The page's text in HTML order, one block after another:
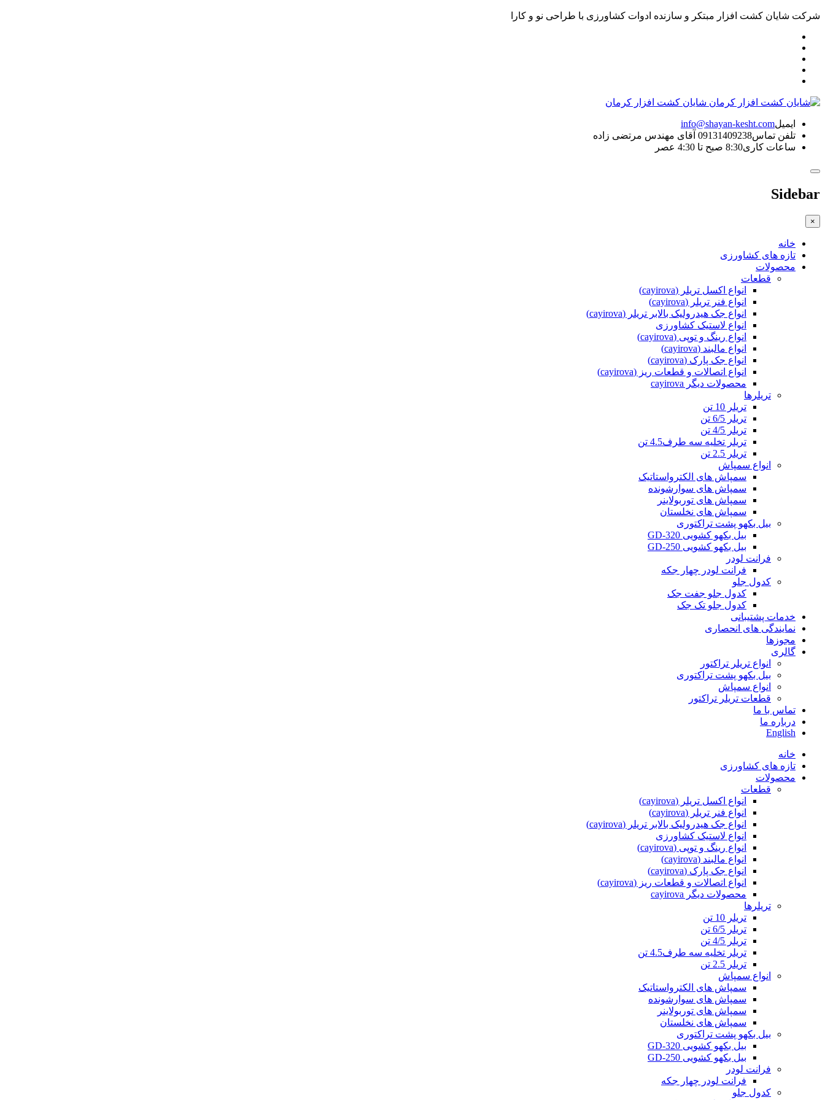
شرکت شایان کشت افزار مبتکر و سازنده ادوات کشاورزی با طراحی نو و کارا
شایان کشت افزار کرمان
ایمیلinfo@shayan-kesht.com
تلفن تماس09131409238 آقای مهندس مرتضی زاده
ساعات کاری8:30 صبح تا 4:30 عصر
Sidebar
×
خانه
تازه های کشاورزی
محصولات
قطعات
انواع اکسل تریلر (cayirova)
انواع فنر تریلر (cayirova)
انواع جک هیدرولیک بالابر تریلر (cayirova)
انواع لاستیک کشاورزی
انواع رینگ و توپی (cayirova)
انواع مالبند (cayirova)
انواع جک پارک (cayirova)
انواع اتصالات و قطعات ریز (cayirova)
محصولات دیگر cayirova
تریلرها
تریلر 10 تن
تریلر 6/5 تن
تریلر 4/5 تن
تریلر تخلیه سه طرف4.5 تن
تریلر 2.5 تن
انواع سمپاش
سمپاش های الکترواستاتیک
سمپاش های سوارشونده
سمپاش های توربولاینر
سمپاش های نخلستان
بیل بکهو پشت تراکتوری
بیل بکهو کشویی GD-320
بیل بکهو کشویی GD-250
فرانت لودر
فرانت لودر چهار جکه
کدول جلو
کدول جلو جفت جک
کدول جلو تک جک
خدمات پشتیبانی
نمایندگی های انحصاری
مجوزها
گالری
انواع تریلر تراکتور
بیل بکهو پشت تراکتوری
انواع سمپاش
قطعات تریلر تراکتور
تماس با ما
درباره ما
English
خانه
تازه های کشاورزی
محصولات
قطعات
انواع اکسل تریلر (cayirova)
انواع فنر تریلر (cayirova)
انواع جک هیدرولیک بالابر تریلر (cayirova)
انواع لاستیک کشاورزی
انواع رینگ و توپی (cayirova)
انواع مالبند (cayirova)
انواع جک پارک (cayirova)
انواع اتصالات و قطعات ریز (cayirova)
محصولات دیگر cayirova
تریلرها
تریلر 10 تن
تریلر 6/5 تن
تریلر 4/5 تن
تریلر تخلیه سه طرف4.5 تن
تریلر 2.5 تن
انواع سمپاش
سمپاش های الکترواستاتیک
سمپاش های سوارشونده
سمپاش های توربولاینر
سمپاش های نخلستان
بیل بکهو پشت تراکتوری
بیل بکهو کشویی GD-320
بیل بکهو کشویی GD-250
فرانت لودر
فرانت لودر چهار جکه
کدول جلو